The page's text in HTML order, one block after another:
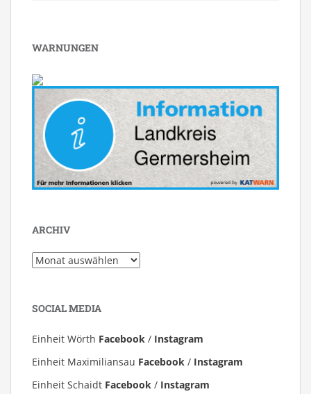
WARNUNGEN
ARCHIV
Archiv
SOCIAL MEDIA
Einheit Wörth Facebook / Instagram
Einheit Maximiliansau Facebook / Instagram
Einheit Schaidt Facebook / Instagram